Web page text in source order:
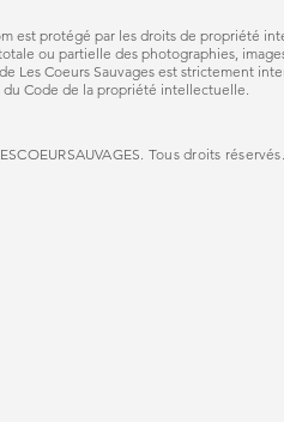
est protégé par les droits de propriété
ou partielle des photographies,
Les Coeurs Sauvages est strictement
Code de la propriété intellectuelle.
Tous droits réservés.